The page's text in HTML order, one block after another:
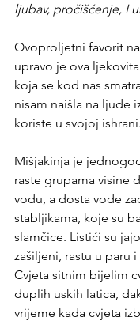
ljubav, pročišćenje,
Ovoproljetni favorit
upravo je ova
koja se kod nas
nisam naišla na ljude
koriste u svojoj ishrani.
Mišjakinja je
raste grupama visine
vodu, a dosta vode
stabljikama, koje su
slamčice. Listići su
zašiljeni, rastu u paru
Cvjeta sitnim bijelim
duplih uskih latica,
vrijeme kada cvjeta